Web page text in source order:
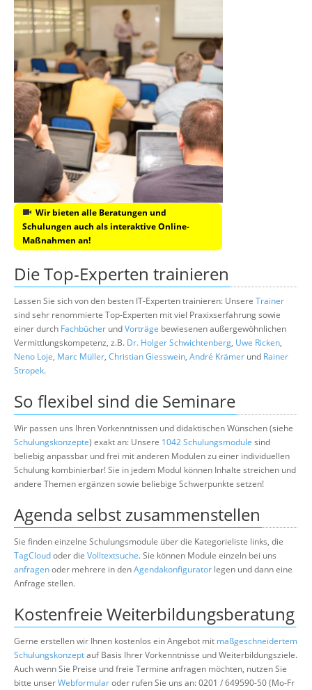
Wir bieten alle Beratungen und
Schulungen auch als interaktive Online-
Maßnahmen an!
Die Top-Experten trainieren
Lassen Sie sich von den besten IT-Experten trainieren: Unsere Trainer
sind sehr renommierte Top-Experten mit viel Praxixserfahrung sowie
einer durch Fachbücher undVorträge bewiesenen außergewöhnlichen
Vermittlungskompetenz, z.B. Dr. Holger Schwichtenberg, Uwe Ricken,
Neno Loje, Marc Müller, Christian Giesswein, André Krämer und Rainer
Stropek.
So flexibel sind die Seminare
Wir passen uns Ihren Vorkenntnissen und didaktischen Wünschen (siehe
Schulungskonzepte) exakt an: Unsere 1042 Schulungsmodule sind
beliebig anpassbar und frei mit anderen Modulen zu einer individuellen
Schulung kombinierbar! Sie in jedem Modul können Inhalte streichen und
andere Themen ergänzen sowie beliebige Schwerpunkte setzen!
Agenda selbst zusammenstellen
Sie finden einzelne Schulungsmodule über die Kategorieliste links, die
TagCloudoder die Volltextsuche. Sie können Module einzeln bei uns
anfragenoder mehrere in denAgendakonfigurator legen und dann eine
Anfrage stellen.
Kostenfreie Weiterbildungsberatung
Gerne erstellen wir Ihnen kostenlos ein Angebot mit maßgeschneidertem
Schulungskonzeptauf Basis Ihrer Vorkenntnisse und Weiterbildungsziele.
Auch wenn Sie Preise und freie Termine anfragen möchten, nutzen Sie
bitte unserWebformularoder rufen Sie uns an: 0201 / 649590-50 (Mo-Fr